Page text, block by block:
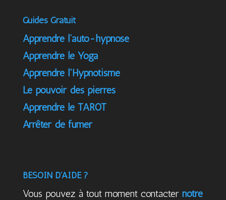
Guides Gratuit
Apprendre l’auto-hypnose
Apprendre le Yoga
Apprendre l'Hypnotisme
Le pouvoir des pierres
Apprendre le TAROT
Arrêter de fumer
BESOIN D’AIDE ?
Vous pouvez à tout moment contacter notre